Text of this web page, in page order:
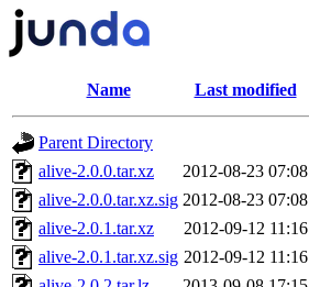
Name Last modified
Parent Directory
alive-2.0.0.tar.xz
2012-08-23 07:08
alive-2.0.0.tar.xz.sig 2012-08-23 07:08
alive-2.0.1.tar.xz
2012-09-12 11:16
alive-2.0.1.tar.xz.sig 2012-09-12 11:16